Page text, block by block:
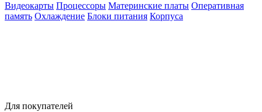
Видеокарты Процессоры Материнские платы Оперативная
память Охлаждение Блоки питания Корпуса
Для покупателей